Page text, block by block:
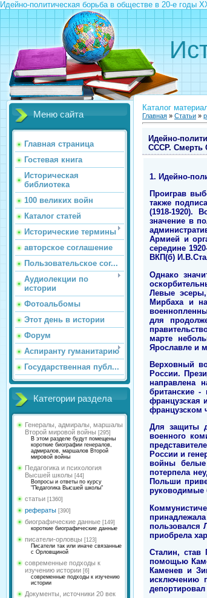
Идейно-политическая борьба в обществе в 20-е
Меню сайта
Главная страница
Гостевая книга
Историческая
библиотека
100 великих войн
Каталог статей
Исторические термины
авторское соглашение
Пользовательское сог...
Аудиолекции по
истории
Фотоальбомы
Этот день в истории
Форум
Аспиранту гуманитарию
Государственная публ...
Категории раздела
Генералы, адмиралы, маршалы
Второй мировой войны [295]
В этом разделе будут помещены
короткие биографии генералов,
адмиралов, маршалов Второй
мировой войны
Педагогика и психология
Высшей школы [44]
Вопросы и ответы по курсу
"Педагогика Высшей школы"
статьи [1360]
рефераты [390]
биографические данные [149]
короткие биографические данные
писатели-орловцы [123]
Писатели так или иначе связанные
с Орловщиной
современные подходы к
изучению истории [6]
современные подходы к изучению
истории
Документы, источники 20 век
Каталог
Главная » Статьи »
Идейно-
СССР. Смерть
1. Идейно-
Проиграв
также
(1918-1920).
значение в
Армией и
середине
ВКП(б)
Однако
Левые
Мирбаха и
для
марте
Ярославле и
Верховный
России.
направлена
британские
французская
французском
Для защиты
военного
России и
войны белые
потерпела
Польши
руководимые
пользовался
приобрела
Сталин, став
помощью
Каменев и
исключению
депортировал